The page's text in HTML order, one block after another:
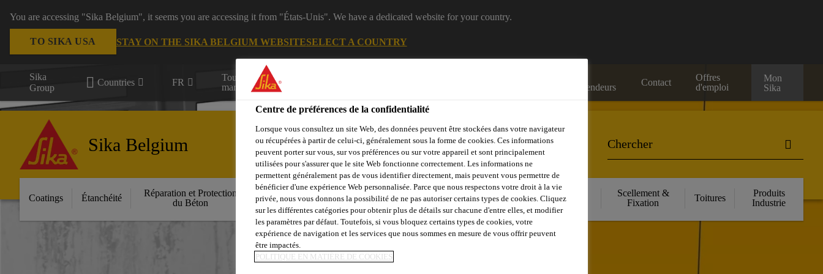
You are accessing "Sika Belgium", it seems you are accessing it from "États-Unis". We have a dedicated website for your country.
TO SIKA USA STAY ON THE SIKA BELGIUM WEBSITESELECT A COUNTRY
Sika
Group
Countries FR
Tous les
marchés
Revendeurs
Contact
Offres
d'emploi
Mon
Sika
Sika Belgium
Coatings Étanchéité
Réparation et Protection
du Béton
Façades, Parois &
Balcons
Sols
Collage &
Jointoiement
Béton
Renforcement
Structurel
Scellement &
Fixation
Toitures
Produits
Industrie
Centre de préférences de la confidentialité
Lorsque vous consultez un site Web, des données peuvent être stockées dans votre navigateur
ou récupérées à partir de celui-ci, généralement sous la forme de cookies. Ces informations
peuvent porter sur vous, sur vos préférences ou sur votre appareil et sont principalement
utilisées pour s'assurer que le site Web fonctionne correctement. Les informations ne
permettent généralement pas de vous identifier directement, mais peuvent vous permettre de
bénéficier d'une expérience Web personnalisée. Parce que nous respectons votre droit à la vie
privée, nous vous donnons la possibilité de ne pas autoriser certains types de cookies. Cliquez
sur les différentes catégories pour obtenir plus de détails sur chacune d'entre elles, et modifier
les paramètres par défaut. Toutefois, si vous bloquez certains types de cookies, votre
expérience de navigation et les services que nous sommes en mesure de vous offrir peuvent
être impactés.
POLITIQUE EN MATIÈRE DE COOKIES